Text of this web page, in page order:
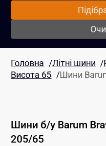
Головна /Літні шини /
Висота 65 /Шини
Шини б/у Barum
205/65